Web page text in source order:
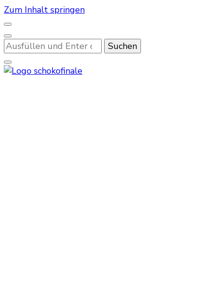
Zum Inhalt springen
Suchst
du
nach
etwas?